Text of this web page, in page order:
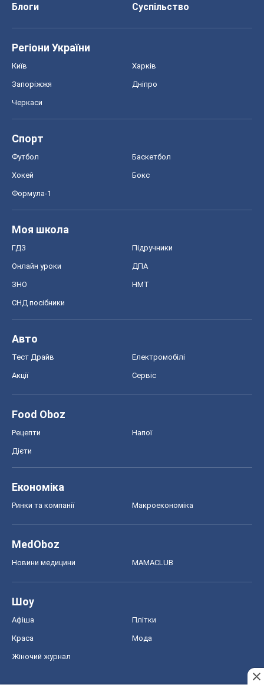
Блоги
Суспільство
Регіони України
Київ Харків
Запоріжжя Дніпро
Черкаси
Спорт
Футбол Баскетбол
Хокей Бокс
Формула-1
Моя школа
ГДЗ Підручники
Онлайн уроки ДПА
ЗНО НМТ
СНД посібники
Авто
Тест Драйв Електромобілі
Акції Сервіс
Food Oboz
Рецепти Напої
Дієти
Економіка
Ринки та компанії Макроекономіка
MedOboz
Новини медицини MAMACLUB
Шоу
Афіша Плітки
Краса Мода
Жіночий журнал